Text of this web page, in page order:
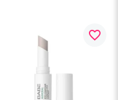
favorite_border